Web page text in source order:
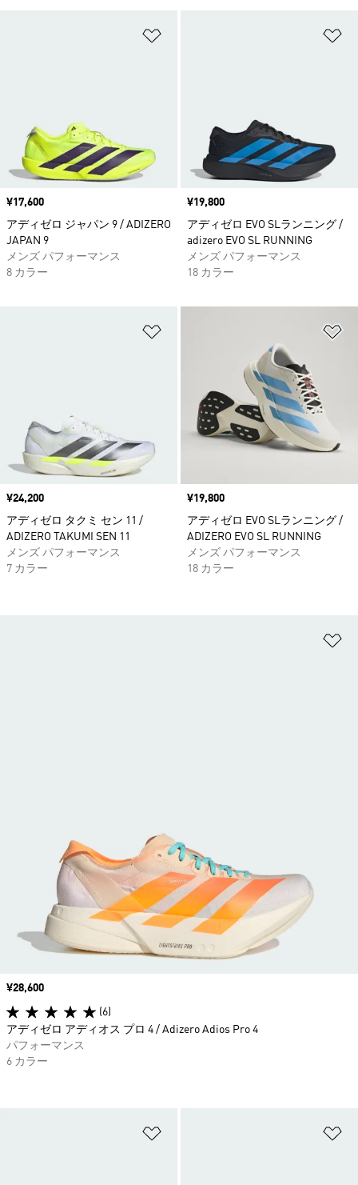
価格
¥17,600
アディゼロ ジャパン 9 / ADIZERO
JAPAN 9
メンズ パフォーマンス
8 カラー
価格
¥19,800
アディゼロ EVO SLランニング /
adizero EVO SL RUNNING
メンズ パフォーマンス
18 カラー
価格
¥24,200
アディゼロ タクミ セン 11 /
ADIZERO TAKUMI SEN 11
メンズ パフォーマンス
7 カラー
価格
¥19,800
アディゼロ EVO SLランニング /
ADIZERO EVO SL RUNNING
メンズ パフォーマンス
18 カラー
価格
¥28,600
(6)
アディゼロ アディオス プロ 4 / Adizero Adios Pro 4
パフォーマンス
6 カラー